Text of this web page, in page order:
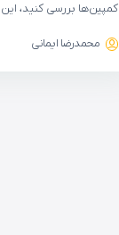
کمپین‌ها بررسی کنید،
محمدرضا ایمانی